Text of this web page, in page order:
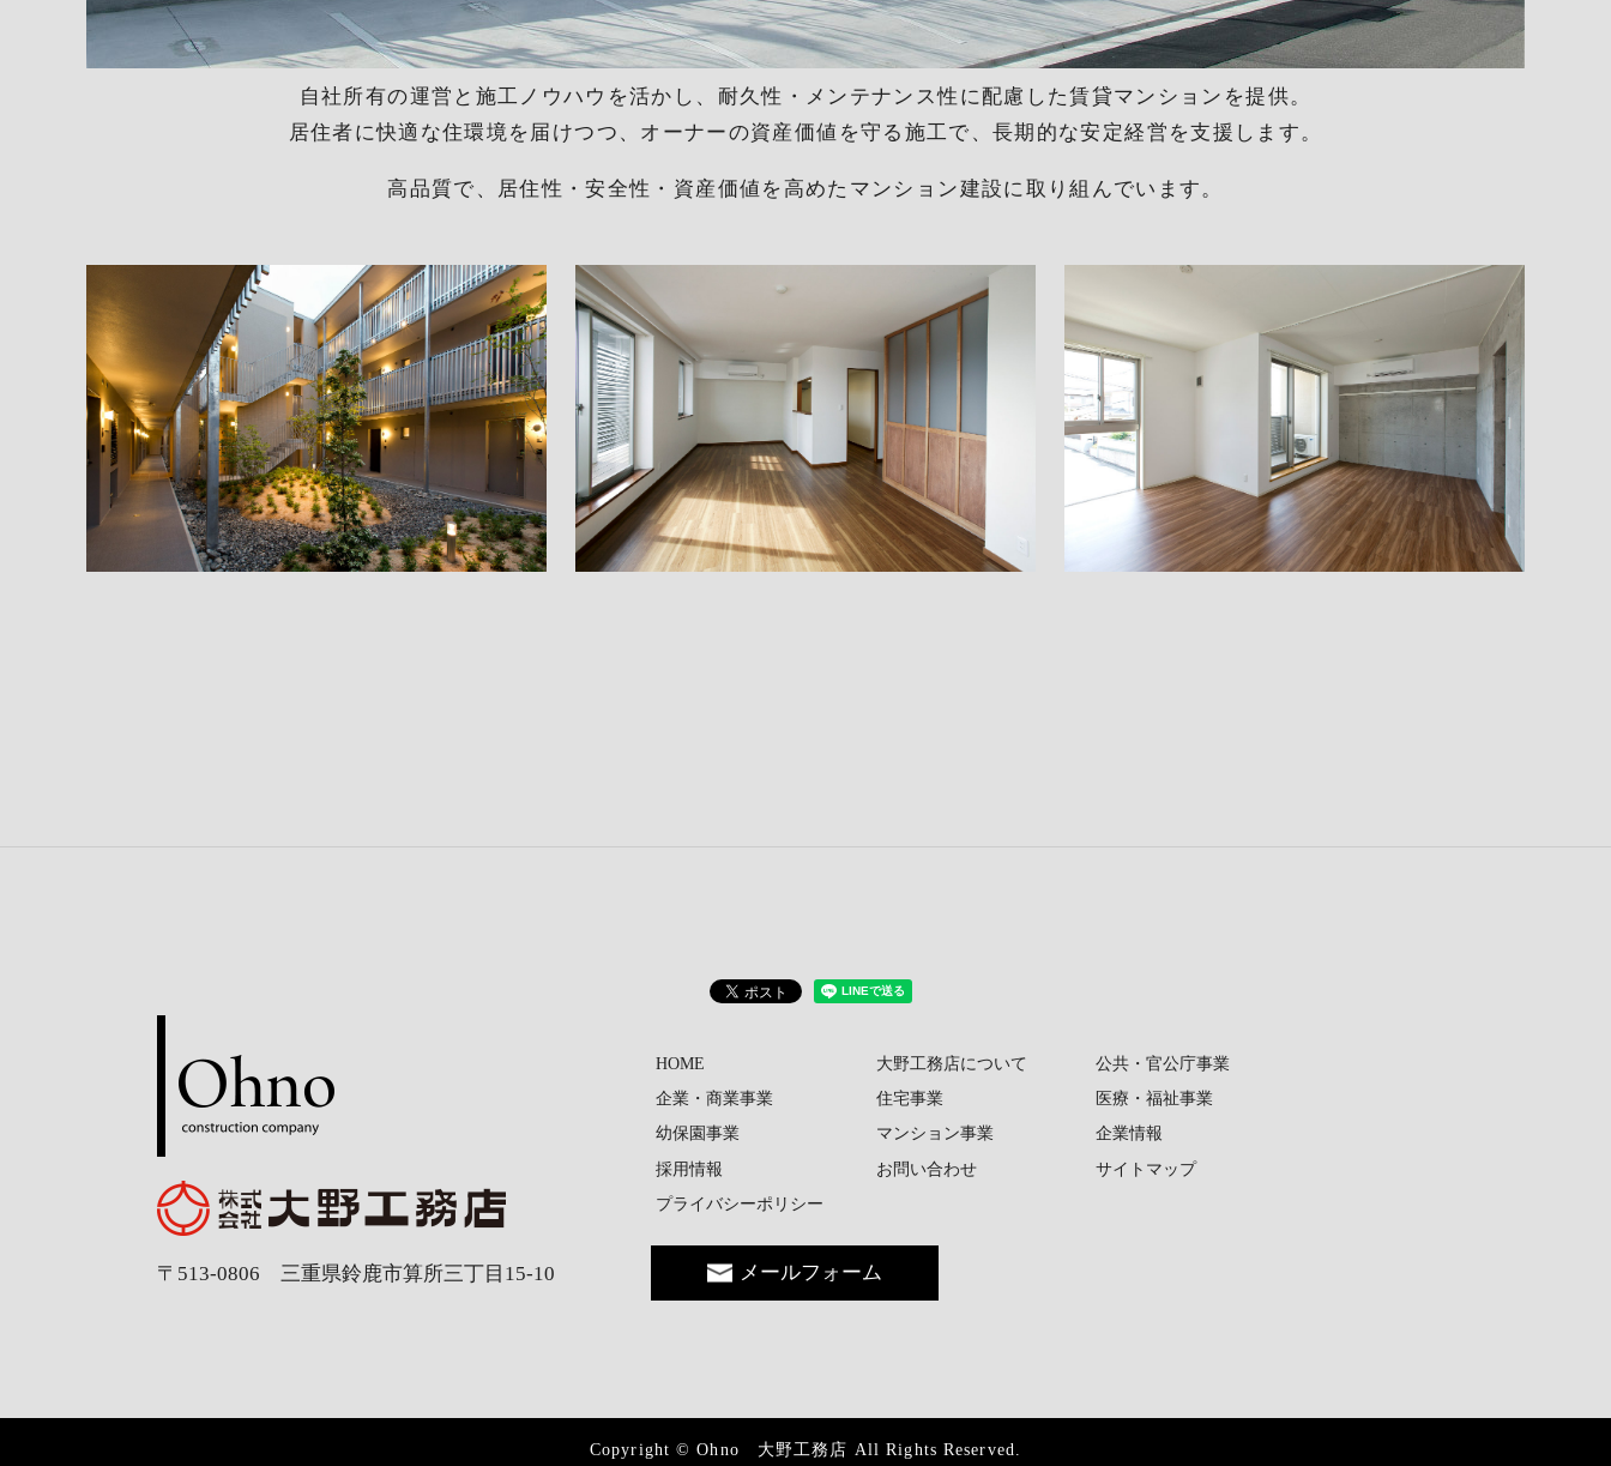
自社所有の運営と施工ノウハウを活かし、耐久性・メンテナンス性に配慮した賃貸マンションを提供。
居住者に快適な住環境を届けつつ、オーナーの資産価値を守る施工で、長期的な安定経営を支援します。
高品質で、居住性・安全性・資産価値を高めたマンション建設に取り組んでいます。
HOME 大野工務店について
公共・官公庁事業
企業・商業事業
住宅事業
医療・福祉事業
幼保園事業
マンション事業
企業情報
採用情報
お問い合わせ
サイトマップ
プライバシーポリシー
メールフォーム
〒513-0806 三重県鈴鹿市算所三丁目15-10
Copyright © Ohno 大野工務店 All Rights Reserved.